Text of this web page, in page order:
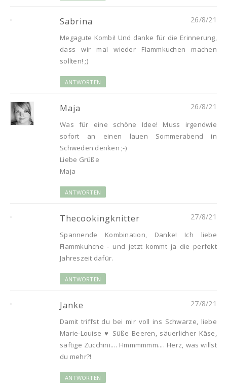
Sabrina 26/8/21
Megagute Kombi! Und danke für die Erinnerung,
dass wir mal wieder Flammkuchen machen
sollten! ;)
ANTWORTEN
Maja 26/8/21
Was für eine schöne Idee! Muss irgendwie
sofort an einen lauen Sommerabend in
Schweden denken ;-)
Liebe Grüße
Maja
ANTWORTEN
Thecookingknitter 27/8/21
Spannende Kombination, Danke! Ich liebe
Flammkuhcne - und jetzt kommt ja die perfekt
Jahreszeit dafür.
ANTWORTEN
Janke 27/8/21
Damit triffst du bei mir voll ins Schwarze, liebe
Marie-Louise ♥ Süße Beeren, säuerlicher Käse,
saftige Zucchini.... Hmmmmmm.... Herz, was willst
du mehr?!
ANTWORTEN